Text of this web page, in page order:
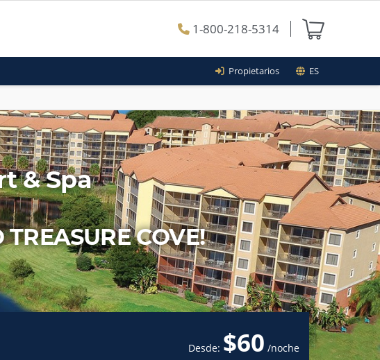
1-800-218-5314
Propietarios ES
& Spa
COVE!
Desde: $60 /noche